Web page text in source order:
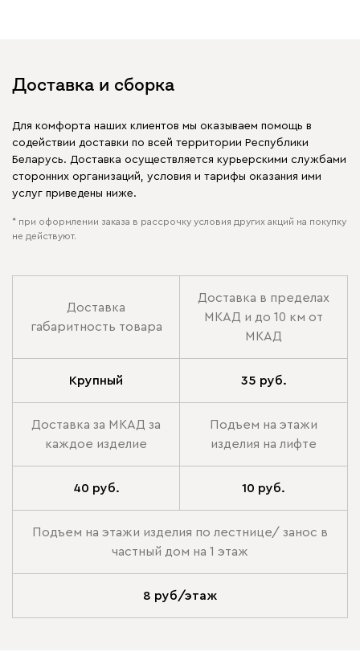
Доставка и сборка
Для комфорта наших клиентов мы оказываем помощь в
содействии доставки по всей территории Республики
Беларусь. Доставка осуществляется курьерскими службами
сторонних организаций, условия и тарифы оказания ими
услуг приведены ниже.
* при оформлении заказа в рассрочку условия других акций на покупку
не действуют.
Доставка
габаритность товара
Доставка в пределах
МКАД и до 10 км от
МКАД
Крупный 35 руб.
Доставка за МКАД за
каждое изделие
Подъем на этажи
изделия на лифте
40 руб. 10 руб.
Подъем на этажи изделия по лестнице/ занос в
частный дом на 1 этаж
8 руб/этаж